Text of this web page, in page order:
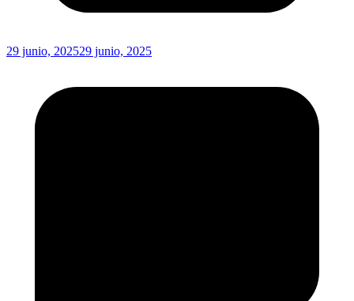
29 junio, 202529 junio, 2025